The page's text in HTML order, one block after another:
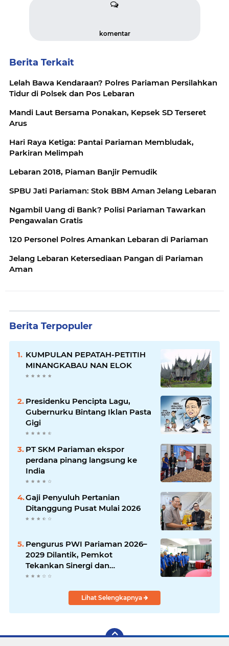
komentar
Berita Terkait
Lelah Bawa Kendaraan? Polres Pariaman Persilahkan
Tidur di Polsek dan Pos Lebaran
Mandi Laut Bersama Ponakan, Kepsek SD Terseret
Arus
Hari Raya Ketiga: Pantai Pariaman Membludak,
Parkiran Melimpah
Lebaran 2018, Piaman Banjir Pemudik
SPBU Jati Pariaman: Stok BBM Aman Jelang Lebaran
Ngambil Uang di Bank? Polisi Pariaman Tawarkan
Pengawalan Gratis
120 Personel Polres Amankan Lebaran di Pariaman
Jelang Lebaran Ketersediaan Pangan di Pariaman
Aman
Berita Terpopuler
KUMPULAN PEPATAH-PETITIH
MINANGKABAU NAN ELOK
Presidenku Pencipta Lagu,
Gubernurku Bintang Iklan Pasta
Gigi
PT SKM Pariaman ekspor
perdana pinang langsung ke
India
Gaji Penyuluh Pertanian
Ditanggung Pusat Mulai 2026
Pengurus PWI Pariaman 2026–
2029 Dilantik, Pemkot
Tekankan Sinergi dan
Profesionalisme Pers
Lihat Selengkapnya